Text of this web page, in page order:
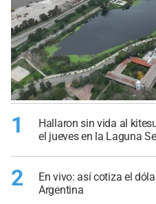
1
Hallaron sin vida al
el jueves en la Laguna
2
En vivo: así cotiza el
Argentina